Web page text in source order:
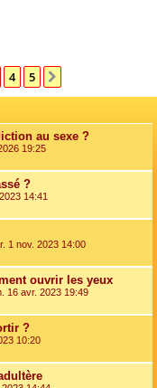
4 5
au sexe ?
19:25
?
14:41
1 nov. 2023 14:00
ouvrir les yeux
16 avr. 2023 19:49
?
10:20